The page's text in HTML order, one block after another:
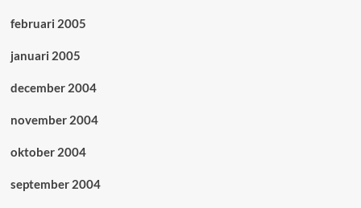
februari 2005
januari 2005
december 2004
november 2004
oktober 2004
september 2004